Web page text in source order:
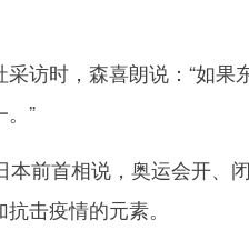
时，森喜朗说：“如果
”
首相说，奥运会开、闭
击疫情的元素。